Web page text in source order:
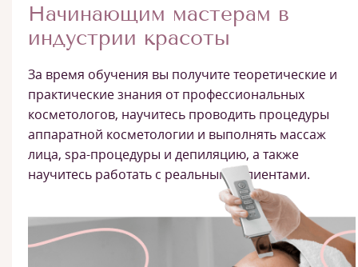
Начинающим мастерам в
индустрии красоты
За время обучения вы получите теоретические и
практические знания от профессиональных
косметологов, научитесь проводить процедуры
аппаратной косметологии и выполнять массаж
лица, spa-процедуры и депиляцию, а также
научитесь работать с реальными клиентами.